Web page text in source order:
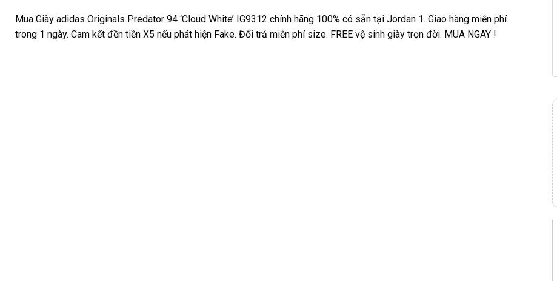
Mua Giày adidas Originals Predator 94 ‘Cloud White’ IG9312 chính hãng 100% có sẵn tại Jordan 1. Giao hàng miễn phí
trong 1 ngày. Cam kết đền tiền X5 nếu phát hiện Fake. Đổi trả miễn phí size. FREE vệ sinh giày trọn đời. MUA NGAY !